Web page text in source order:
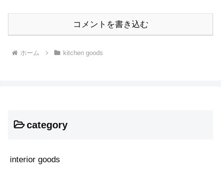
コメントを書き込む
ホーム kitchen goods
category
interior goods